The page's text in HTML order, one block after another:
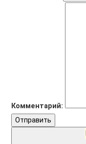
Комментарий:
Отправить